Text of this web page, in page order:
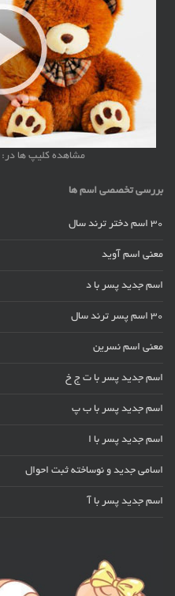
مشاهده کلیپ ها در:
بررسی تخصصی اسم ها
30 اسم دختر ترند سال
معنی اسم آوید
اسم جدید پسر با د
30 اسم پسر ترند سال
معنی اسم نسرین
اسم جدید پسر با ت ج خ
اسم جدید پسر با ب پ
اسم جدید پسر با ا
اسامی جدید و نوساخته ثبت احوال
اسم جدید پسر با آ